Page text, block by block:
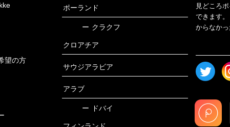
望の方
ポーランド
ー クラクフ
クロアチア
サウジアラビア
アラブ
ー ドバイ
見どころ
できます
からなか